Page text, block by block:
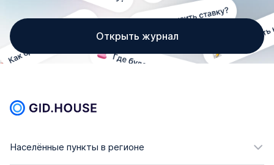
Открыть журнал
Населённые пункты в регионе